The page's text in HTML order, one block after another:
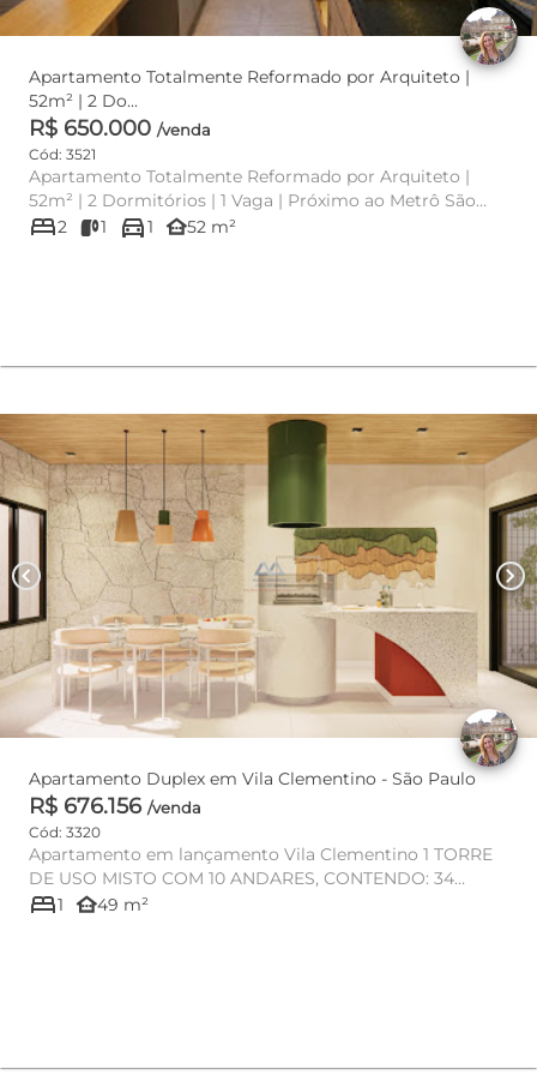
Apartamento Totalmente Reformado por Arquiteto |
52m² | 2 Do...
R$ 650.000 /venda
Cód: 3521
Apartamento Totalmente Reformado por Arquiteto |
52m² | 2 Dormitórios | 1 Vaga | Próximo ao Metrô São
Judas Se você pro...
bed2 1 directions_car1 other_houses52 m²
chevron_left chevron_right
Apartamento Duplex em Vila Clementino - São Paulo
R$ 676.156 /venda
Cód: 3320
Apartamento em lançamento Vila Clementino 1 TORRE
DE USO MISTO COM 10 ANDARES, CONTENDO: 34
apartamentos residencia...
bed1 other_houses49 m²